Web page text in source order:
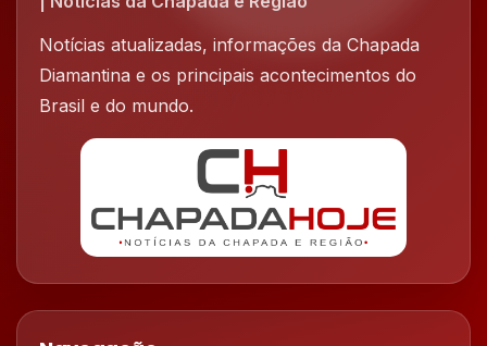
Notícias atualizadas, informações da Chapada
Diamantina e os principais acontecimentos do
Brasil e do mundo.